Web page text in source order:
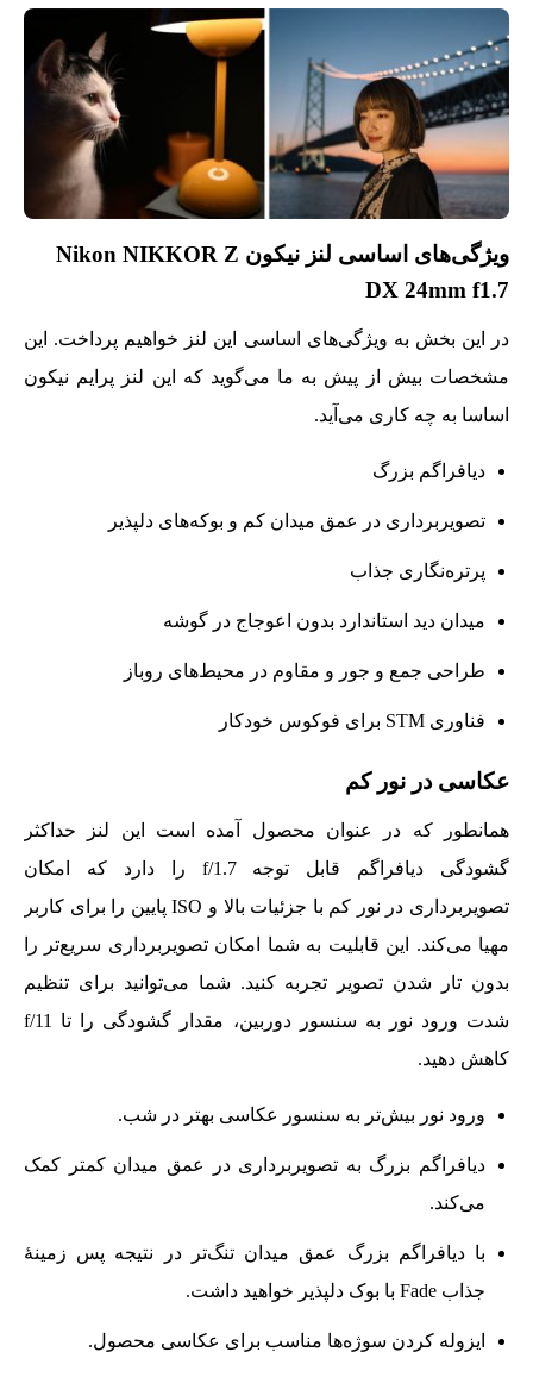
ویژگی‌های اساسی لنز نیکون Nikon NIKKOR Z
DX 24mm f1.7
در این بخش به ویژگی‌های اساسی این لنز خواهیم پرداخت. این
مشخصات بیش از پیش به ما می‌گوید که این لنز پرایم نیکون
اساسا به چه کاری می‌آید.
دیافراگم بزرگ
تصویربرداری در عمق میدان کم و بوکه‌های دلپذیر
پرتره‌نگاری جذاب
میدان دید استاندارد بدون اعوجاج در گوشه
طراحی جمع و جور و مقاوم در محیط‌های روباز
فناوری STM برای فوکوس خودکار
عکاسی در نور کم
همانطور که در عنوان محصول آمده است این لنز حداکثر
گشودگی دیافراگم قابل توجه f/1.7 را دارد که امکان
تصویربرداری در نور کم با جزئیات بالا و ISO پایین را برای کاربر
مهیا می‌کند. این قابلیت به شما امکان تصویربرداری سریع‌تر را
بدون تار شدن تصویر تجربه کنید. شما می‌توانید برای تنظیم
شدت ورود نور به سنسور دوربین، مقدار گشودگی را تا f/11
کاهش دهید.
ورود نور بیش‌تر به سنسور عکاسی بهتر در شب.
دیافراگم بزرگ به تصویربرداری در عمق میدان کمتر کمک
می‌کند.
با دیافراگم بزرگ عمق میدان تنگ‌تر در نتیجه پس زمینۀ
جذاب Fade با بوک دلپذیر خواهید داشت.
ایزوله کردن سوژه‌ها مناسب برای عکاسی محصول.